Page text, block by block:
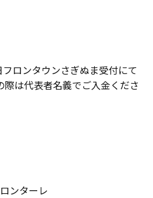
ロンタウンさぎぬま受付にて
際は代表者名義でご入金くださ
ンターレ